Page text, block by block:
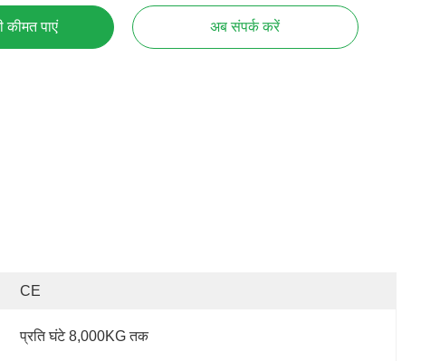
पाएं अब संपर्क करें
CE
प्रति घंटे 8,000KG तक